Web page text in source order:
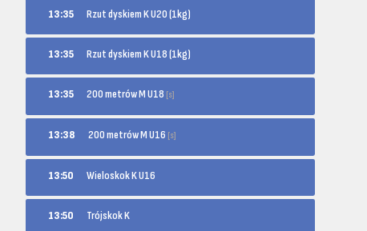
13:35 Rzut dyskiem K U20 (1kg)
13:35 Rzut dyskiem K U18 (1kg)
13:35 200 metrów M U18 [s]
13:38 200 metrów M U16 [s]
13:50 Wieloskok K U16
13:50 Trójskok K